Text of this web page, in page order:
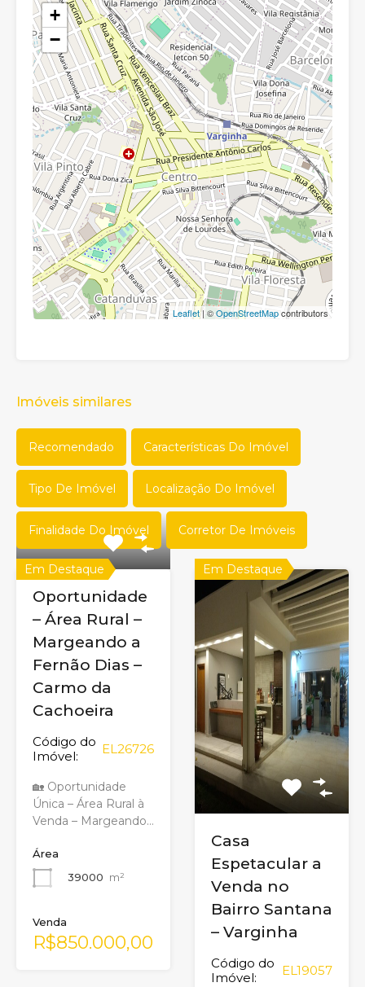
+
−
Leaflet| ©OpenStreetMapcontributors
Imóveis similares
Recomendado Características Do Imóvel
Tipo De Imóvel Localização Do Imóvel
Finalidade Do Imóvel Corretor De Imóveis
Em Destaque
Oportunidade
– Área Rural –
Margeando a
Fernão Dias –
Carmo da
Cachoeira
Código do
Imóvel:
EL26726
🏡 Oportunidade
Única – Área Rural à
Venda – Margeando…
Área
39000 m²
Venda
R$850.000,00
Em Destaque
Casa
Espetacular a
Venda no
Bairro Santana
– Varginha
Código do
Imóvel:
EL19057